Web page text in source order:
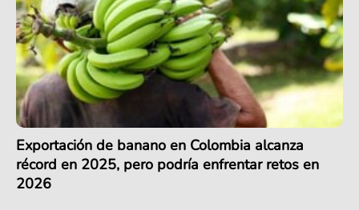
Exportación de banano en Colombia alcanza
récord en 2025, pero podría enfrentar retos en
2026